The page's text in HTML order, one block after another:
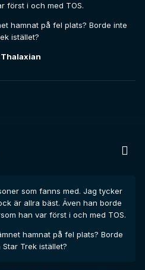
först i och med TOS.
hamnat på fel plats? Borde inte
istället?
som fanns med. Jag tycker
är allra bäst. Även han borde
han var först i och med TOS.
hamnat på fel plats? Borde
Trek istället?